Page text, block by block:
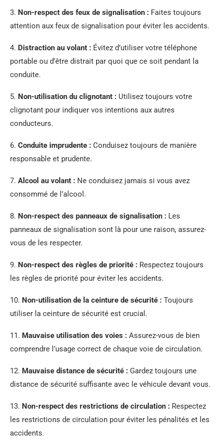
3. Non-respect des feux de signalisation : Faites toujours
attention aux feux de signalisation pour éviter les accidents.
4. Distraction au volant : Évitez d’utiliser votre téléphone
portable ou d’être distrait par quoi que ce soit pendant la
conduite.
5. Non-utilisation du clignotant : Utilisez toujours votre
clignotant pour indiquer vos intentions aux autres
conducteurs.
6. Conduite imprudente : Conduisez toujours de manière
responsable et prudente.
7. Alcool au volant : Ne conduisez jamais si vous avez
consommé de l’alcool.
8. Non-respect des panneaux de signalisation : Les
panneaux de signalisation sont là pour une raison, assurez-
vous de les respecter.
9. Non-respect des règles de priorité : Respectez toujours
les règles de priorité pour éviter les accidents.
10. Non-utilisation de la ceinture de sécurité : Toujours
utiliser la ceinture de sécurité est crucial.
11. Mauvaise utilisation des voies : Assurez-vous de bien
comprendre l’usage correct de chaque voie de circulation.
12. Mauvaise distance de sécurité : Gardez toujours une
distance de sécurité suffisante avec le véhicule devant vous.
13. Non-respect des restrictions de circulation : Respectez
les restrictions de circulation pour éviter les pénalités et les
accidents.